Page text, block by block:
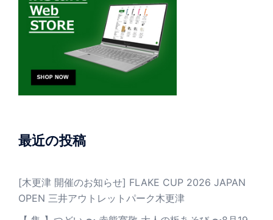
最近の投稿
[木更津 開催のお知らせ] FLAKE CUP 2026 JAPAN
OPEN 三井アウトレットパーク木更津